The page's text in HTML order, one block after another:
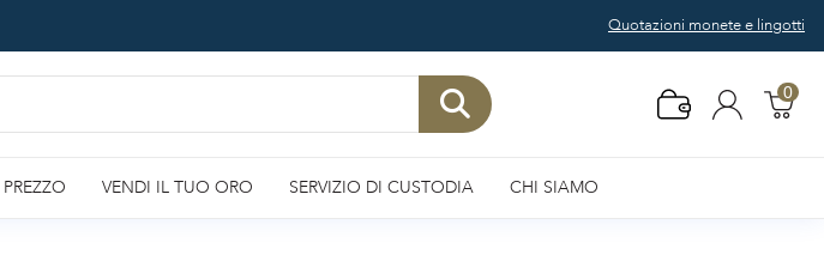
Quotazioni monete e lingotti
0
VENDI IL TUO ORO SERVIZIO DI CUSTODIA CHI SIAMO